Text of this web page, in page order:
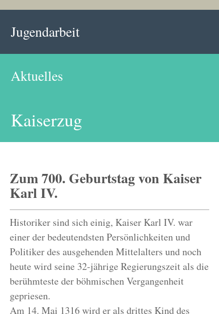
Jugendarbeit
Aktuelles
Kaiserzug
Zum 700. Geburtstag von Kaiser
Karl IV.
Historiker sind sich einig, Kaiser Karl IV. war
einer der bedeutendsten Persönlichkeiten und
Politiker des ausgehenden Mittelalters und noch
heute wird seine 32-jährige Regierungszeit als die
berühmteste der böhmischen Vergangenheit
gepriesen.
Am 14. Mai 1316 wird er als drittes Kind des